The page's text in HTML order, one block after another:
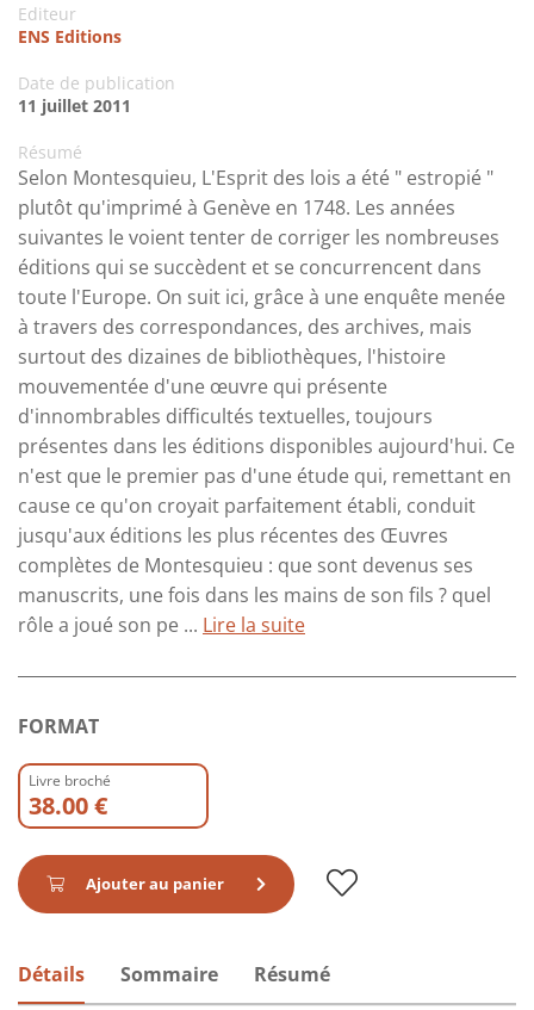
Editeur
ENS Editions
Date de publication
11 juillet 2011
Résumé
Selon Montesquieu, L'Esprit des lois a été " estropié "
plutôt qu'imprimé à Genève en 1748. Les années
suivantes le voient tenter de corriger les nombreuses
éditions qui se succèdent et se concurrencent dans
toute l'Europe. On suit ici, grâce à une enquête menée
à travers des correspondances, des archives, mais
surtout des dizaines de bibliothèques, l'histoire
mouvementée d'une œuvre qui présente
d'innombrables difficultés textuelles, toujours
présentes dans les éditions disponibles aujourd'hui. Ce
n'est que le premier pas d'une étude qui, remettant en
cause ce qu'on croyait parfaitement établi, conduit
jusqu'aux éditions les plus récentes des Œuvres
complètes de Montesquieu : que sont devenus ses
manuscrits, une fois dans les mains de son fils ? quel
rôle a joué son pe ... Lire la suite
FORMAT
Livre broché
38.00 €
Ajouter au panier
Détails Sommaire Résumé